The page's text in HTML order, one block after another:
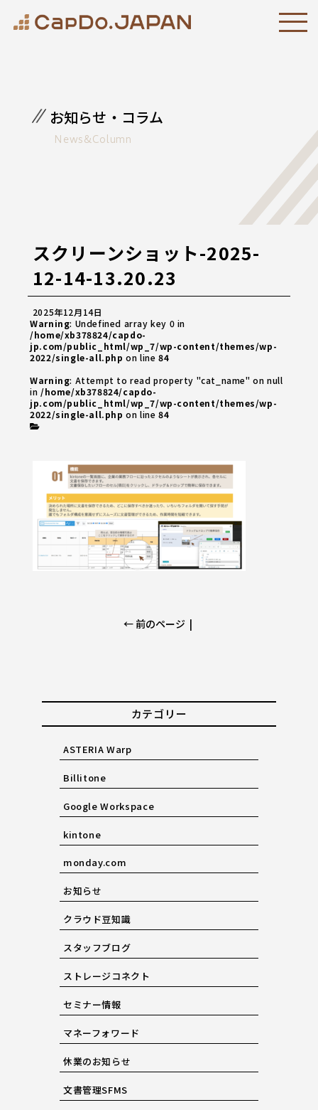
お知らせ・コラム
News&Column
スクリーンショット-2025-
12-14-13.20.23
2025年12月14日
Warning: Undefined array key 0 in
/home/xb378824/capdo-
jp.com/public_html/wp_7/wp-content/themes/wp-
2022/single-all.php on line84
Warning: Attempt to read property "cat_name" on null
in/home/xb378824/capdo-
jp.com/public_html/wp_7/wp-content/themes/wp-
2022/single-all.php on line84
← 前のページ |
カテゴリー
ASTERIA Warp
Billitone
Google Workspace
kintone
monday.com
お知らせ
クラウド豆知識
スタッフブログ
ストレージコネクト
セミナー情報
マネーフォワード
休業のお知らせ
文書管理SFMS